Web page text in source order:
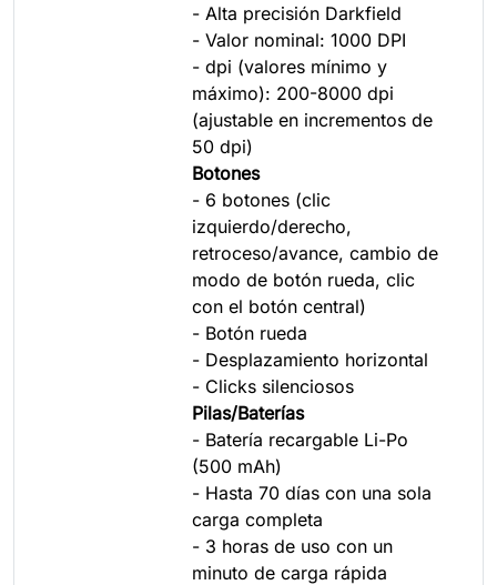
- Alta precisión Darkfield
- Valor nominal: 1000 DPI
- dpi (valores mínimo y
máximo): 200-8000 dpi
(ajustable en incrementos de
50 dpi)
Botones
- 6 botones (clic
izquierdo/derecho,
retroceso/avance, cambio de
modo de botón rueda, clic
con el botón central)
- Botón rueda
- Desplazamiento horizontal
- Clicks silenciosos
Pilas/Baterías
- Batería recargable Li-Po
(500 mAh)
- Hasta 70 días con una sola
carga completa
- 3 horas de uso con un
minuto de carga rápida